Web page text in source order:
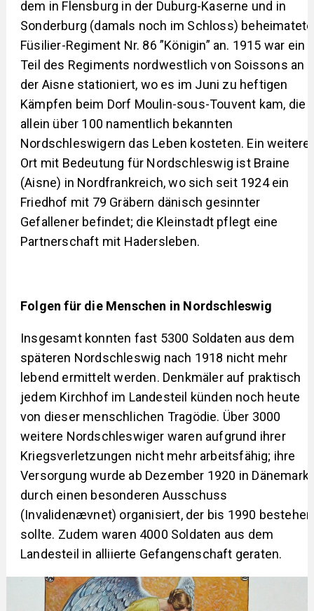
dem in Flensburg in der Duburg-Kaserne und in
Sonderburg (damals noch im Schloss)
Füsilier-Regiment Nr. 86 ”Königin” an. 1915 war ein
Teil des Regiments nordwestlich von Soissons an
der Aisne stationiert, wo es im Juni zu heftigen
Kämpfen beim Dorf Moulin-sous-Touvent kam, die
allein über 100 namentlich bekannten
Nordschleswigern das Leben kosteten. Ein weiterer
Ort mit Bedeutung für Nordschleswig ist Braine
(Aisne) in Nordfrankreich, wo sich seit 1924 ein
Friedhof mit 79 Gräbern dänisch gesinnter
Gefallener befindet; die Kleinstadt pflegt eine
Partnerschaft mit Hadersleben.
Folgen für die Menschen in Nordschleswig
Insgesamt konnten fast 5300 Soldaten aus dem
späteren Nordschleswig nach 1918 nicht mehr
lebend ermittelt werden. Denkmäler auf praktisch
jedem Kirchhof im Landesteil künden noch heute
von dieser menschlichen Tragödie. Über 3000
weitere Nordschleswiger waren aufgrund ihrer
Kriegsverletzungen nicht mehr arbeitsfähig; ihre
Versorgung wurde ab Dezember 1920 in Dänemark
durch einen besonderen Ausschuss
(Invalidenævnet) organisiert, der bis 1990 bestehen
sollte. Zudem waren 4000 Soldaten aus dem
Landesteil in alliierte Gefangenschaft geraten.